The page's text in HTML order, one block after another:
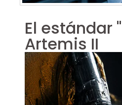
El estándar
Artemis II